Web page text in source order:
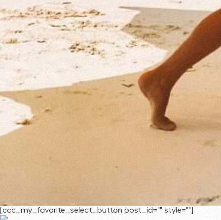
[ccc_my_favorite_select_button post_id="" style=""]